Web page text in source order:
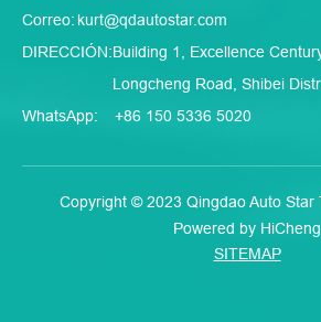
Correo: kurt@qdautostar.com
DIRECCIÓN:Building 1, Excellence
Longcheng Road, Shibei
WhatsApp:
+86 150 5336 5020
Copyright © 2023 Qingdao Auto Star
Powered by HiCheng
SITEMAP